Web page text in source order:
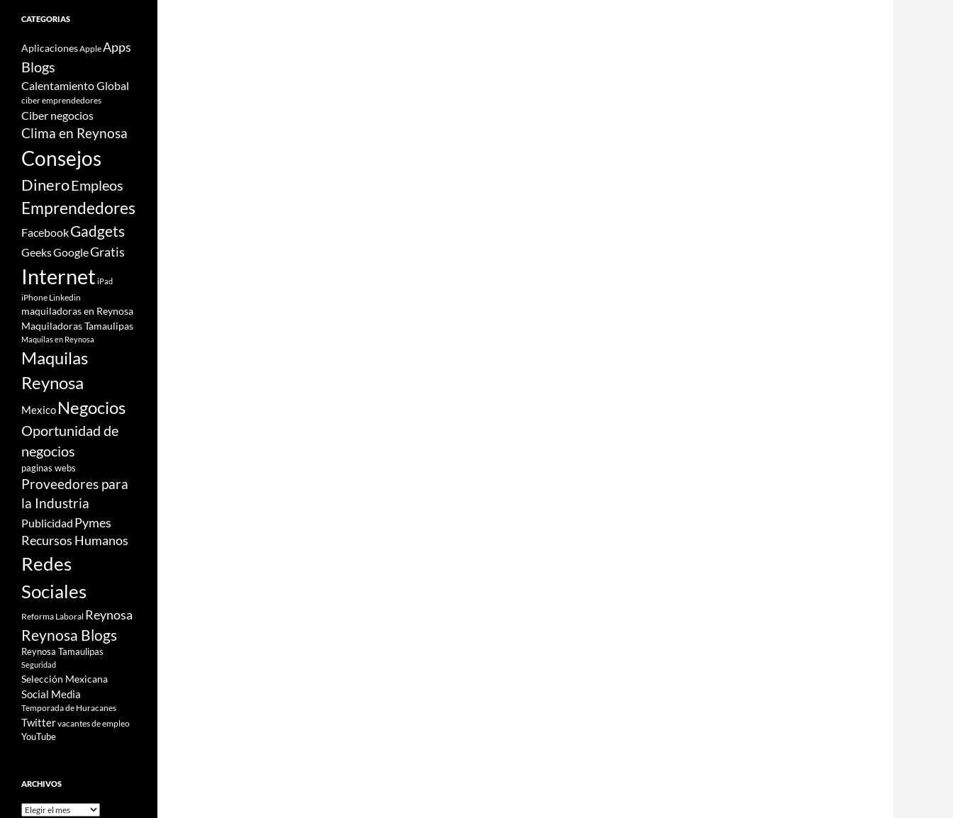
CATEGORIAS
Aplicaciones AppleApps
Blogs
Calentamiento Global
ciber emprendedores
Ciber negocios
Clima en Reynosa
Consejos
DineroEmpleos
Emprendedores
FacebookGadgets
GeeksGoogleGratis
Internet iPad
iPhone Linkedin
maquiladoras en Reynosa
Maquiladoras Tamaulipas
Maquilas en Reynosa
Maquilas
Reynosa
Mexico Negocios
Oportunidad de
negocios
paginas webs
Proveedores para
la Industria
Publicidad Pymes
Recursos Humanos
Redes
Sociales
Reforma Laboral Reynosa
Reynosa Blogs
Reynosa Tamaulipas
Seguridad
Selección Mexicana
Social Media
Temporada de Huracanes
Twittervacantes de empleo
YouTube
ARCHIVOS
Archivos